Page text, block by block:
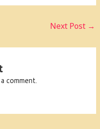
Next Post →
comment.